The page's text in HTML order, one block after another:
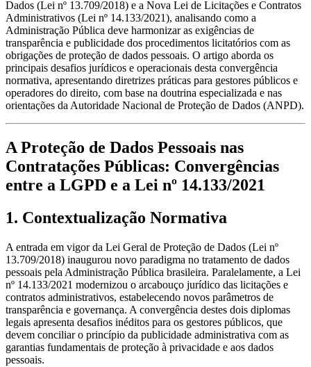
Dados (Lei nº 13.709/2018) e a Nova Lei de Licitações e Contratos
Administrativos (Lei nº 14.133/2021), analisando como a
Administração Pública deve harmonizar as exigências de
transparência e publicidade dos procedimentos licitatórios com as
obrigações de proteção de dados pessoais. O artigo aborda os
principais desafios jurídicos e operacionais desta convergência
normativa, apresentando diretrizes práticas para gestores públicos e
operadores do direito, com base na doutrina especializada e nas
orientações da Autoridade Nacional de Proteção de Dados (ANPD).
A Proteção de Dados Pessoais nas
Contratações Públicas: Convergências
entre a LGPD e a Lei nº 14.133/2021
1. Contextualização Normativa
A entrada em vigor da Lei Geral de Proteção de Dados (Lei nº
13.709/2018) inaugurou novo paradigma no tratamento de dados
pessoais pela Administração Pública brasileira. Paralelamente, a Lei
nº 14.133/2021 modernizou o arcabouço jurídico das licitações e
contratos administrativos, estabelecendo novos parâmetros de
transparência e governança. A convergência destes dois diplomas
legais apresenta desafios inéditos para os gestores públicos, que
devem conciliar o princípio da publicidade administrativa com as
garantias fundamentais de proteção à privacidade e aos dados
pessoais.